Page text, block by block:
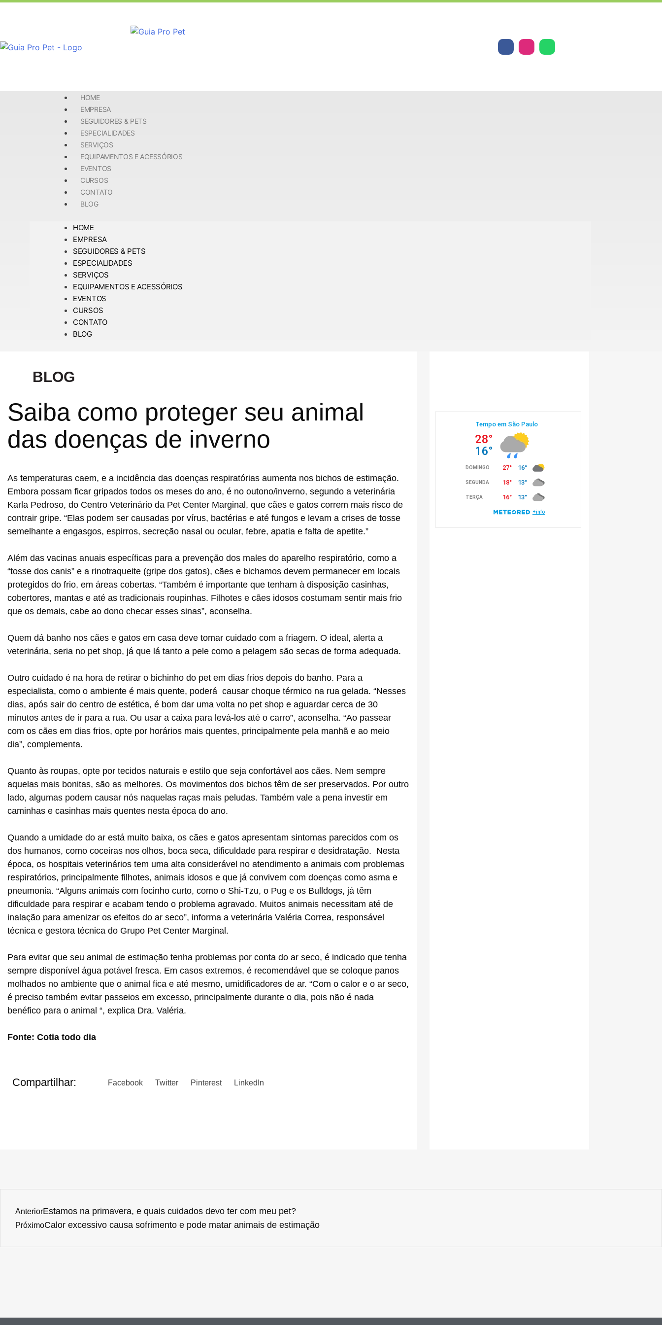
HOME
EMPRESA
SEGUIDORES & PETS
ESPECIALIDADES
SERVIÇOS
EQUIPAMENTOS E ACESSÓRIOS
EVENTOS
CURSOS
CONTATO
BLOG
HOME
EMPRESA
SEGUIDORES & PETS
ESPECIALIDADES
SERVIÇOS
EQUIPAMENTOS E ACESSÓRIOS
EVENTOS
CURSOS
CONTATO
BLOG
BLOG
Saiba como proteger seu animal
das doenças de inverno
As temperaturas caem, e a incidência das doenças respiratórias aumenta nos bichos de estimação.
Embora possam ficar gripados todos os meses do ano, é no outono/inverno, segundo a veterinária
Karla Pedroso, do Centro Veterinário da Pet Center Marginal, que cães e gatos correm mais risco de
contrair gripe. “Elas podem ser causadas por vírus, bactérias e até fungos e levam a crises de tosse
semelhante a engasgos, espirros, secreção nasal ou ocular, febre, apatia e falta de apetite.”
Além das vacinas anuais específicas para a prevenção dos males do aparelho respiratório, como a
“tosse dos canis” e a rinotraqueite (gripe dos gatos), cães e bichamos devem permanecer em locais
protegidos do frio, em áreas cobertas. “Também é importante que tenham à disposição casinhas,
cobertores, mantas e até as tradicionais roupinhas. Filhotes e cães idosos costumam sentir mais frio
que os demais, cabe ao dono checar esses sinas”, aconselha.
Quem dá banho nos cães e gatos em casa deve tomar cuidado com a friagem. O ideal, alerta a
veterinária, seria no pet shop, já que lá tanto a pele como a pelagem são secas de forma adequada.
Outro cuidado é na hora de retirar o bichinho do pet em dias frios depois do banho. Para a
especialista, como o ambiente é mais quente, poderá causar choque térmico na rua gelada. “Nesses
dias, após sair do centro de estética, é bom dar uma volta no pet shop e aguardar cerca de 30
minutos antes de ir para a rua. Ou usar a caixa para levá-los até o carro”, aconselha. “Ao passear
com os cães em dias frios, opte por horários mais quentes, principalmente pela manhã e ao meio
dia”, complementa.
Quanto às roupas, opte por tecidos naturais e estilo que seja confortável aos cães. Nem sempre
aquelas mais bonitas, são as melhores. Os movimentos dos bichos têm de ser preservados. Por outro
lado, algumas podem causar nós naquelas raças mais peludas. Também vale a pena investir em
caminhas e casinhas mais quentes nesta época do ano.
Quando a umidade do ar está muito baixa, os cães e gatos apresentam sintomas parecidos com os
dos humanos, como coceiras nos olhos, boca seca, dificuldade para respirar e desidratação. Nesta
época, os hospitais veterinários tem uma alta considerável no atendimento a animais com problemas
respiratórios, principalmente filhotes, animais idosos e que já convivem com doenças como asma e
pneumonia. “Alguns animais com focinho curto, como o Shi-Tzu, o Pug e os Bulldogs, já têm
dificuldade para respirar e acabam tendo o problema agravado. Muitos animais necessitam até de
inalação para amenizar os efeitos do ar seco”, informa a veterinária Valéria Correa, responsável
técnica e gestora técnica do Grupo Pet Center Marginal.
Para evitar que seu animal de estimação tenha problemas por conta do ar seco, é indicado que tenha
sempre disponível água potável fresca. Em casos extremos, é recomendável que se coloque panos
molhados no ambiente que o animal fica e até mesmo, umidificadores de ar. “Com o calor e o ar seco,
é preciso também evitar passeios em excesso, principalmente durante o dia, pois não é nada
benéfico para o animal “, explica Dra. Valéria.
Fonte: Cotia todo dia
Compartilhar: Facebook Twitter Pinterest LinkedIn
AnteriorEstamos na primavera, e quais cuidados devo ter com meu pet?
PróximoCalor excessivo causa sofrimento e pode matar animais de estimação